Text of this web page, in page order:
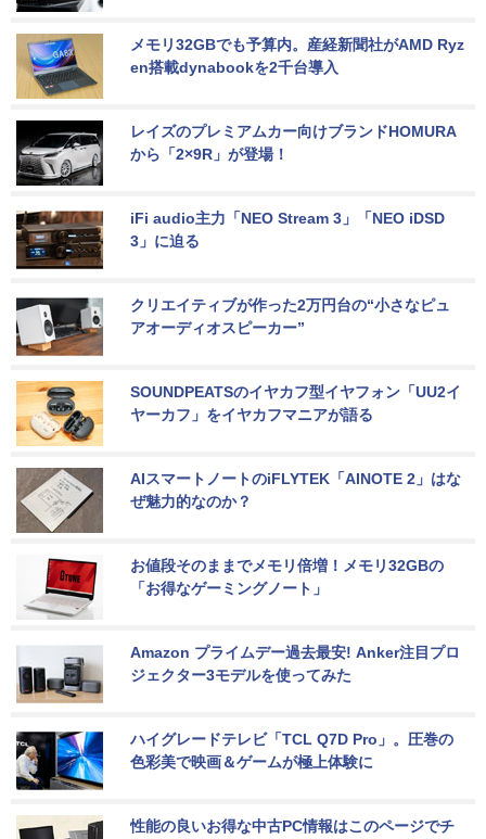
メモリ32GBでも予算内。産経新聞社がAMD Ryz
en搭載dynabookを2千台導入
レイズのプレミアムカー向けブランドHOMURA
から「2×9R」が登場！
iFi audio主力「NEO Stream 3」「NEO iDSD
3」に迫る
クリエイティブが作った2万円台の“小さなピュ
アオーディオスピーカー”
SOUNDPEATSのイヤカフ型イヤフォン「UU2イ
ヤーカフ」をイヤカフマニアが語る
AIスマートノートのiFLYTEK「AINOTE 2」はな
ぜ魅力的なのか？
お値段そのままでメモリ倍増！メモリ32GBの
「お得なゲーミングノート」
Amazon プライムデー過去最安! Anker注目プロ
ジェクター3モデルを使ってみた
ハイグレードテレビ「TCL Q7D Pro」。圧巻の
色彩美で映画＆ゲームが極上体験に
性能の良いお得な中古PC情報はこのページでチ